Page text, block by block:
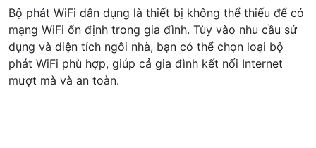
Bộ phát WiFi dân dụng là thiết bị không thể thiếu để có
mạng WiFi ổn định trong gia đình. Tùy vào nhu cầu sử
dụng và diện tích ngôi nhà, bạn có thể chọn loại bộ
phát WiFi phù hợp, giúp cả gia đình kết nối Internet
mượt mà và an toàn.